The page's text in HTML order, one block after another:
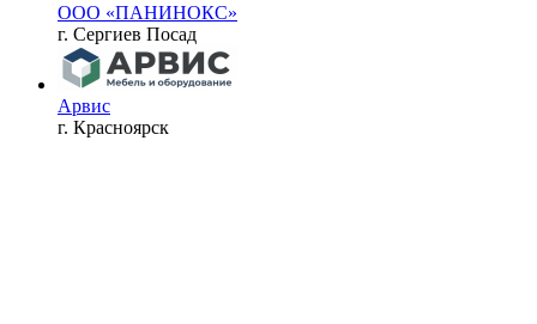
ООО «ПАНИНОКС»
г. Сергиев Посад
Арвис
г. Красноярск